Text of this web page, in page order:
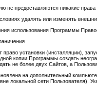
предоставляются никакие
удалять или изменять
использования Программы
установки (инсталляции),
копии Программы создать
не более двух Сайтов, а
на дополнительный
локальной сети